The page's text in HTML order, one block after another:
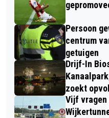
Persoon
centrum
getuigen
Drijf-In
zoekt
Vijf vragen